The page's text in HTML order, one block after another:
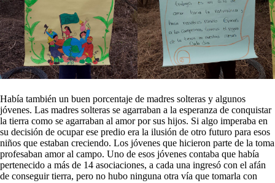
Había también un buen porcentaje de madres solteras y algunos
jóvenes. Las madres solteras se agarraban a la esperanza de conquistar
la tierra como se agarraban al amor por sus hijos. Si algo imperaba en
su decisión de ocupar ese predio era la ilusión de otro futuro para esos
niños que estaban creciendo. Los jóvenes que hicieron parte de la toma
profesaban amor al campo. Uno de esos jóvenes contaba que había
pertenecido a más de 14 asociaciones, a cada una ingresó con el afán
de conseguir tierra, pero no hubo ninguna otra vía que tomarla con